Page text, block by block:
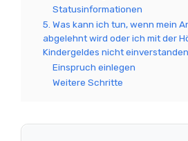
Statusinformationen
5. Was kann ich tun, wenn mein
abgelehnt wird oder ich mit der
Kindergeldes nicht
Einspruch einlegen
Weitere Schritte